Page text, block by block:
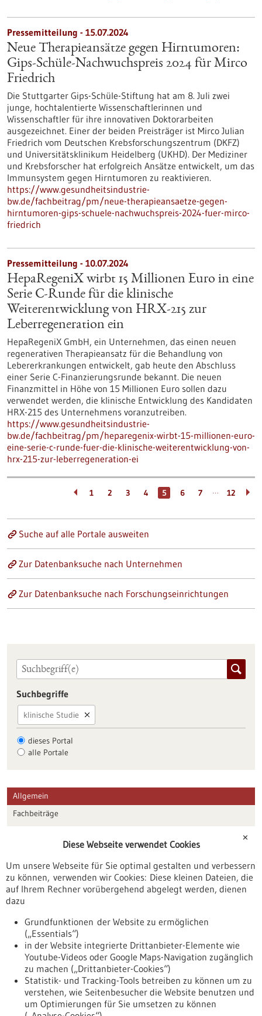
Pressemitteilung - 15.07.2024
Neue Therapieansätze gegen Hirntumoren:
Gips-Schüle-Nachwuchspreis 2024 für Mirco
Friedrich
Die Stuttgarter Gips-Schüle-Stiftung hat am 8. Juli zwei
junge, hochtalentierte Wissenschaftlerinnen und
Wissenschaftler für ihre innovativen Doktorarbeiten
ausgezeichnet. Einer der beiden Preisträger ist Mirco Julian
Friedrich vom Deutschen Krebsforschungszentrum (DKFZ)
und Universitätsklinikum Heidelberg (UKHD). Der Mediziner
und Krebsforscher hat erfolgreich Ansätze entwickelt, um das
Immunsystem gegen Hirntumoren zu reaktivieren.
https://www.gesundheitsindustrie-
bw.de/fachbeitrag/pm/neue-therapieansaetze-gegen-
hirntumoren-gips-schuele-nachwuchspreis-2024-fuer-mirco-
friedrich
Pressemitteilung - 10.07.2024
HepaRegeniX wirbt 15 Millionen Euro in eine
Serie C-Runde für die klinische
Weiterentwicklung von HRX-215 zur
Leberregeneration ein
HepaRegeniX GmbH, ein Unternehmen, das einen neuen
regenerativen Therapieansatz für die Behandlung von
Lebererkrankungen entwickelt, gab heute den Abschluss
einer Serie C-Finanzierungsrunde bekannt. Die neuen
Finanzmittel in Höhe von 15 Millionen Euro sollen dazu
verwendet werden, die klinische Entwicklung des Kandidaten
HRX-215 des Unternehmens voranzutreiben.
https://www.gesundheitsindustrie-
bw.de/fachbeitrag/pm/heparegenix-wirbt-15-millionen-euro-
eine-serie-c-runde-fuer-die-klinische-weiterentwicklung-von-
hrx-215-zur-leberregeneration-ei
1 2 3 4 5 6 7 … 12
Suche auf alle Portale ausweiten
Zur Datenbanksuche nach Unternehmen
Zur Datenbanksuche nach Forschungseinrichtungen
Suchbegriffe
klinische Studie
dieses Portal
alle Portale
Allgemein
Fachbeiträge
Veranstaltungen
Erscheinungsdatum
Nach oben
✕
Diese Webseite verwendet Cookies
Um unsere Webseite für Sie optimal gestalten und verbessern
zu können, verwenden wir Cookies: Diese kleinen Dateien, die
auf Ihrem Rechner vorübergehend abgelegt werden, dienen
dazu
Grundfunktionen der Website zu ermöglichen
(„Essentials“)
in der Website integrierte Drittanbieter-Elemente wie
Youtube-Videos oder Google Maps-Navigation zugänglich
zu machen („Drittanbieter-Cookies“)
Statistik- und Tracking-Tools betreiben zu können um zu
verstehen, wie Seitenbesucher die Website benutzen und
um Optimierungen für Sie umsetzen zu können